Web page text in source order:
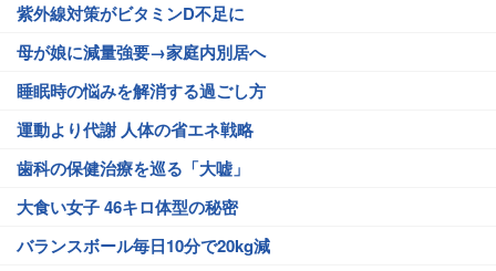
紫外線対策がビタミンD不足に
母が娘に減量強要→家庭内別居へ
睡眠時の悩みを解消する過ごし方
運動より代謝 人体の省エネ戦略
歯科の保健治療を巡る「大嘘」
大食い女子 46キロ体型の秘密
バランスボール毎日10分で20kg減